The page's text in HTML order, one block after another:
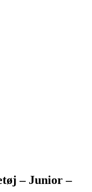
– Junior –